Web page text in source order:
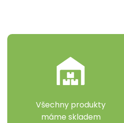
Všechny produkty
máme skladem